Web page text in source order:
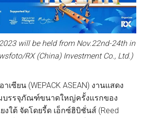
2023 will be held from Nov.22nd-24th in
RX (China) Investment Co., Ltd.)
เซียน (WEPACK ASEAN) งานแสดง
บรรจุภัณฑ์ขนาดใหญ่ครั้งแรกของ
งใต้ จัดโดยรี้ด เอ็กซ์ฮิบิชั่นส์ (Reed